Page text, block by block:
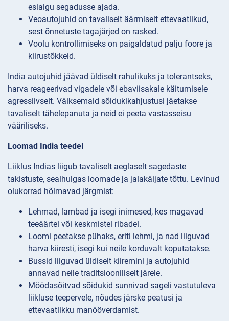
esialgu segadusse ajada.
Veoautojuhid on tavaliselt äärmiselt ettevaatlikud,
sest õnnetuste tagajärjed on rasked.
Voolu kontrollimiseks on paigaldatud palju foore ja
kiirustõkkeid.
India autojuhid jäävad üldiselt rahulikuks ja tolerantseks,
harva reageerivad vigadele või ebaviisakale käitumisele
agressiivselt. Väiksemaid sõidukikahjustusi jäetakse
tavaliselt tähelepanuta ja neid ei peeta vastasseisu
vääriliseks.
Loomad India teedel
Liiklus Indias liigub tavaliselt aeglaselt sagedaste
takistuste, sealhulgas loomade ja jalakäijate tõttu. Levinud
olukorrad hõlmavad järgmist:
Lehmad, lambad ja isegi inimesed, kes magavad
teeäärtel või keskmistel ribadel.
Loomi peetakse pühaks, eriti lehmi, ja nad liiguvad
harva kiiresti, isegi kui neile korduvalt koputatakse.
Bussid liiguvad üldiselt kiiremini ja autojuhid
annavad neile traditsiooniliselt järele.
Möödasõitvad sõidukid sunnivad sageli vastutuleva
liikluse teepervele, nõudes järske peatusi ja
ettevaatlikku manööverdamist.